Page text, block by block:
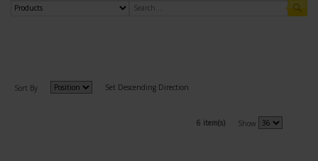
Sort By Set Descending Direction
6 item(s) Show